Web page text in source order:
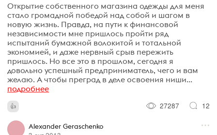
Открытие собственного магазина одежды для меня
стало громадной победой над собой и шагом в
новую жизнь. Правда, на пути к финансовой
независимости мне пришлось пройти ряд
испытаний бумажной волокитой и тотальной
экономией, и даже нервный срыв пережить
пришлось. Но все это в прошлом, сегодня я
довольно успешный предприниматель, чего и вам
желаю. А чтобы преград в деле освоения ниши...
подробнее
27287
12
Alexander Geraschenko